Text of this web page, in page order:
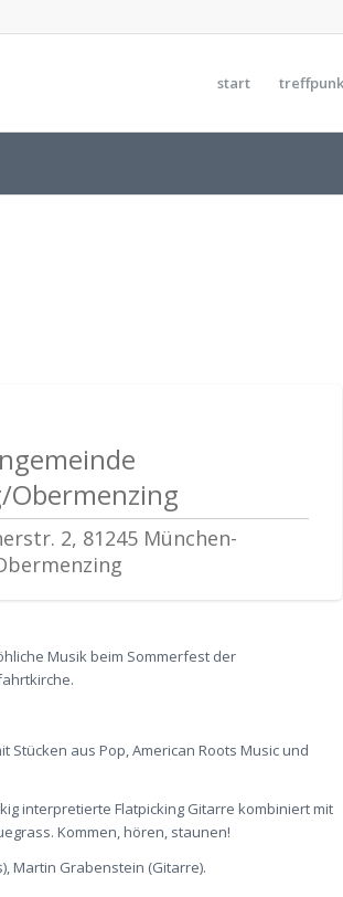
start
Obermenzing
2, 81245 München-
Musik beim Sommerfest der
aus Pop, American Roots Music und
interpretierte Flatpicking Gitarre kombiniert mit
Kommen, hören, staunen!
Martin Grabenstein (Gitarre).